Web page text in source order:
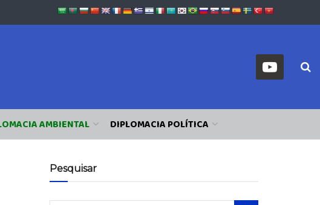
AMBIENTAL DIPLOMACIA POLÍTICA
Pesquisar